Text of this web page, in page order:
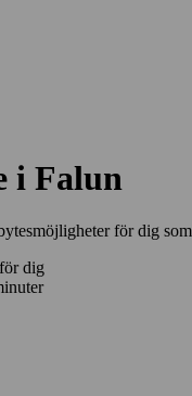
i Falun
för dig
dig